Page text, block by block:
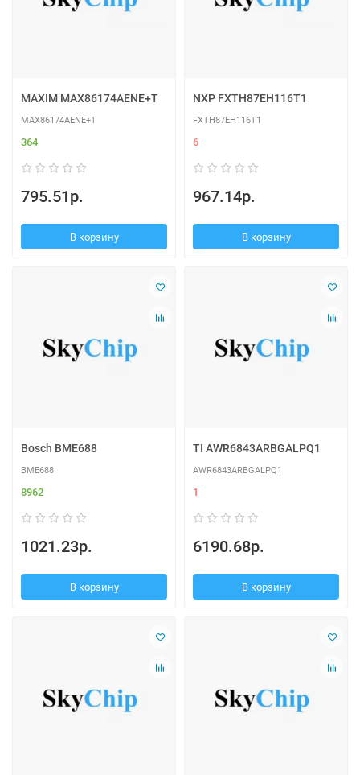
MAXIM MAX86174AENE+T
MAX86174AENE+T
364
795.51р.
В корзину
NXP FXTH87EH116T1
FXTH87EH116T1
6
967.14р.
В корзину
Bosch BME688
BME688
8962
1021.23р.
В корзину
TI AWR6843ARBGALPQ1
AWR6843ARBGALPQ1
1
6190.68р.
В корзину